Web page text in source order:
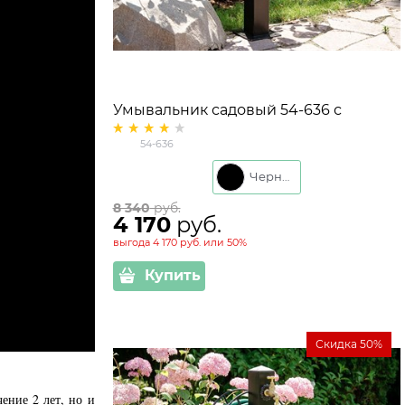
2 лет, но и
Умывальник садовый 54-636 с
кронштейном для шланга
54-636
8 340 руб.
4 170 руб.
выгода 4 170 руб. или 50%
Купить
Скидка 50%